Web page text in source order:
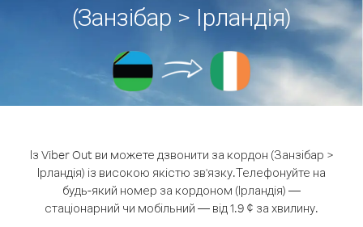
(Занзібар > Ірландія)
Із Viber Out ви можете дзвонити за кордон (Занзібар >
Ірландія) із високою якістю зв'язку.Телефонуйте на
будь-який номер за кордоном (Ірландія) —
стаціонарний чи мобільний — від 1.9 ¢ за хвилину.